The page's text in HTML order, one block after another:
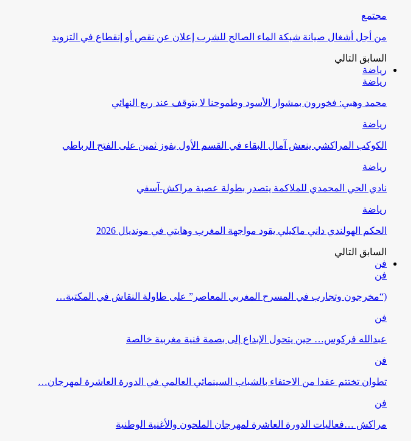
مجتمع
من أجل أشغال صيانة شبكة الماء الصالح للشرب إعلان عن نقص أو إنقطاع في التزويد
السابق التالي
رياضة
رياضة
محمد وهبي: فخورون بمشوار الأسود وطموحنا لا يتوقف عند ربع النهائي
رياضة
الكوكب المراكشي ينعش آمال البقاء في القسم الأول بفوز ثمين على الفتح الرباطي
رياضة
نادي الحي المحمدي للملاكمة يتصدر بطولة عصبة مراكش-آسفي
رياضة
الحكم الهولندي داني ماكيلي يقود مواجهة المغرب وهايتي في مونديال 2026
السابق التالي
فن
فن
(“مخرجون وتجارب في المسرح المغربي المعاصر” على طاولة النقاش في المكتبة…
فن
عبدالله فركوس… حين يتحول الإبداع إلى بصمة فنية مغربية خالصة
فن
تطوان تختتم عقدا من الاحتفاء بالشباب السينمائي العالمي في الدورة العاشرة لمهرجان…
فن
مراكش …فعاليات الدورة العاشرة لمهرجان الملحون والأغنية الوطنية